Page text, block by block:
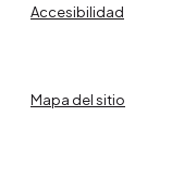
Accesibilidad
Mapa del sitio